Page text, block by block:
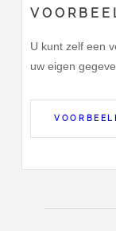
U kunt zelf een
uw eigen